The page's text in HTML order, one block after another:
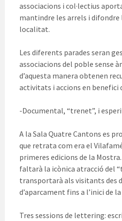
associacions i col·lectius
mantindre les arrels i difondre
localitat.
Les diferents parades seran
associacions del poble sense
d’aquesta manera obtenen
activitats i accions en benefici
-Documental, “trenet”, i
A la Sala Quatre Cantons es
que retrata com era el
primeres edicions de la
faltarà la icònica atracció del
transportarà als visitants des
d’aparcament fins a l’inici de
Tres sessions de lettering: